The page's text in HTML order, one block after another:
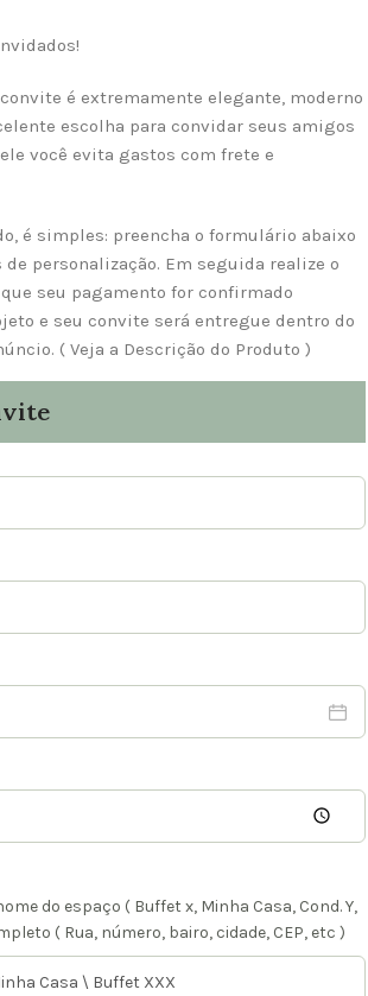
é extremamente elegante, moderno
escolha para convidar seus amigos
você evita gastos com frete e
é simples: preencha o formulário abaixo
de personalização. Em seguida realize o
seu pagamento for confirmado
e seu convite será entregue dentro do
( Veja a Descrição do Produto )
do espaço ( Buffet x, Minha Casa, Cond. Y,
( Rua, número, bairo, cidade, CEP, etc )